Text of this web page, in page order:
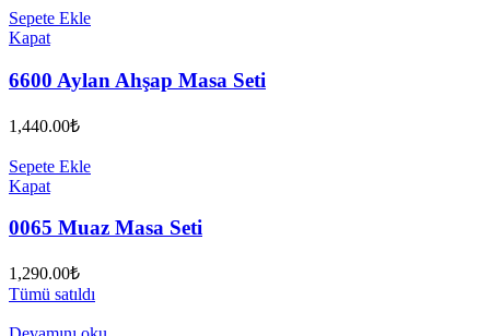
Sepete Ekle
Kapat
6600 Aylan Ahşap Masa Seti
1,440.00₺
Sepete Ekle
Kapat
0065 Muaz Masa Seti
1,290.00₺
Tümü satıldı